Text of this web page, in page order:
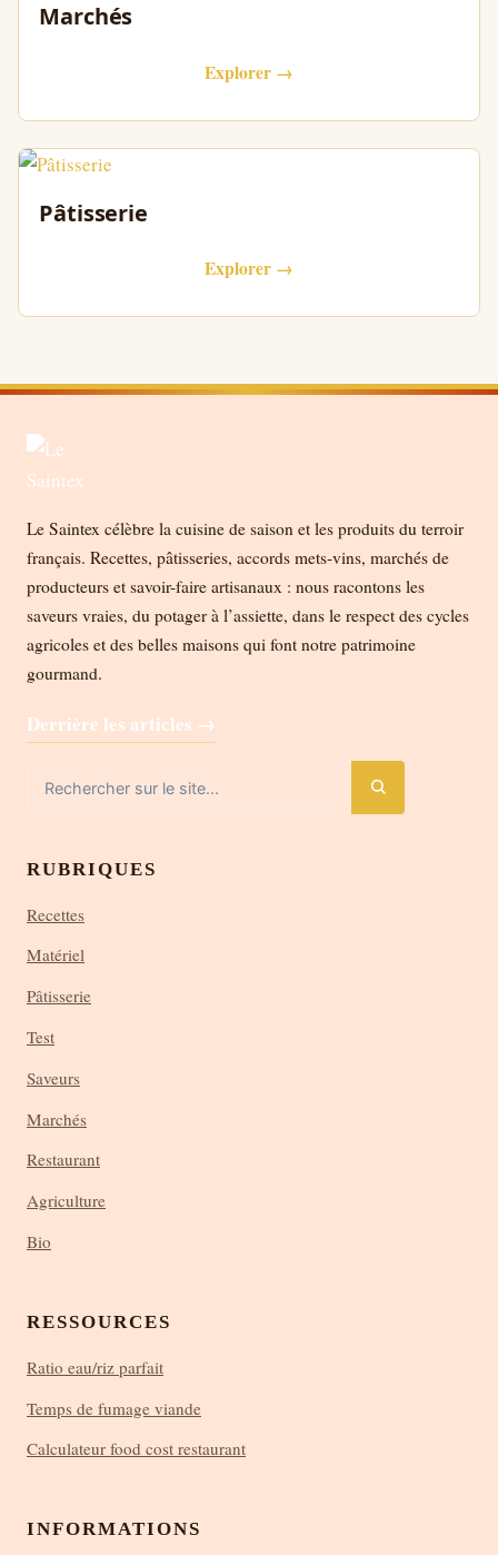
Marchés
Explorer →
Pâtisserie
Explorer →
Le Saintex célèbre la cuisine de saison et les produits du terroir
français. Recettes, pâtisseries, accords mets-vins, marchés de
producteurs et savoir-faire artisanaux : nous racontons les
saveurs vraies, du potager à l’assiette, dans le respect des cycles
agricoles et des belles maisons qui font notre patrimoine
gourmand.
Derrière les articles →
RUBRIQUES
Recettes
Matériel
Pâtisserie
Test
Saveurs
Marchés
Restaurant
Agriculture
Bio
RESSOURCES
Ratio eau/riz parfait
Temps de fumage viande
Calculateur food cost restaurant
INFORMATIONS